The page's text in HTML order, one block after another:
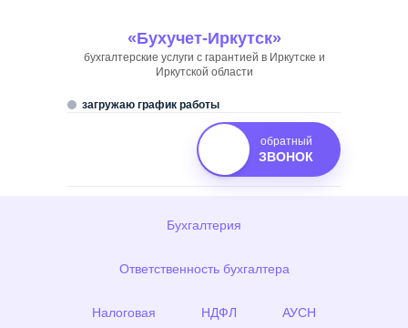
«Бухучет-Иркутск»
бухгалтерские услуги с гарантией в Иркутске и
Иркутской области
загружаю график работы
обратный
ЗВОНОК
Бухгалтерия
Ответственность бухгалтера
Налоговая НДФЛ АУСН